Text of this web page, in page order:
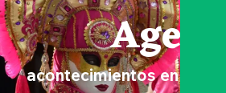
Agenda
acontecimientos en el